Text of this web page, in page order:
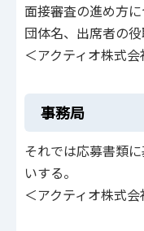
面接審査の進め方に
団体名、出席者の
＜アクティオ株式
事務局
それでは応募書類
いする。
＜アクティオ株式